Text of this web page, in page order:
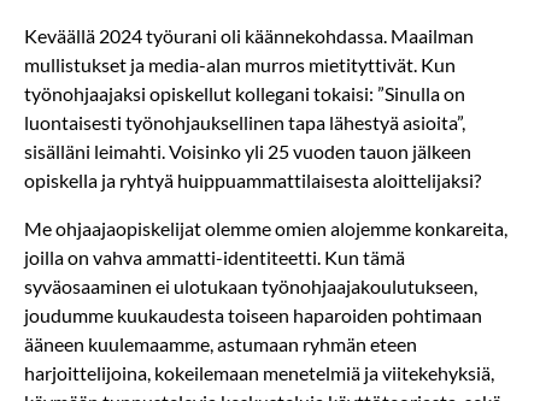
Keväällä 2024 työurani oli käännekohdassa. Maailman
mullistukset ja media-alan murros mietityttivät. Kun
työnohjaajaksi opiskellut kollegani tokaisi: ”Sinulla on
luontaisesti työnohjauksellinen tapa lähestyä asioita”,
sisälläni leimahti. Voisinko yli 25 vuoden tauon jälkeen
opiskella ja ryhtyä huippuammattilaisesta aloittelijaksi?
Me ohjaajaopiskelijat olemme omien alojemme konkareita,
joilla on vahva ammatti-identiteetti. Kun tämä
syväosaaminen ei ulotukaan työnohjaajakoulutukseen,
joudumme kuukaudesta toiseen haparoiden pohtimaan
ääneen kuulemaamme, astumaan ryhmän eteen
harjoittelijoina, kokeilemaan menetelmiä ja viitekehyksiä,